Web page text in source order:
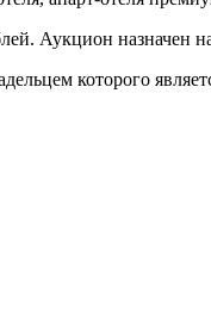
Аукцион назначен
которого